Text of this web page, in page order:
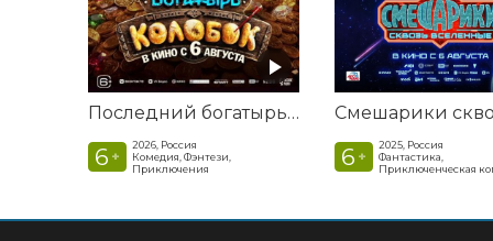
Последний богатырь. Колобок
6 +
2026, Россия
Комедия, Фэнтези,
Приключения
6 +
2025, Россия
Фантастика,
Приключенческая